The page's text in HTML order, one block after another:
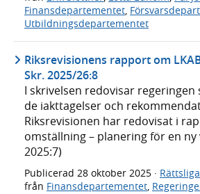
Finansdepartementet,
Utbildningsdepartementet
Riksrevisionens rapport om
Skr. 2025/26:8
I skrivelsen redovisar
de iakttagelser och
Riksrevisionen har redovisat i
omställning – planering för en ny
2025:7)
Publicerad 28 oktober 2025 ·
från Finansdepartementet,